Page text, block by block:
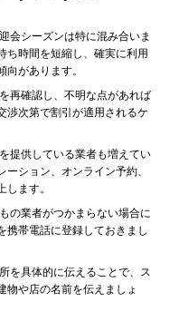
会シーズンは特に混み合いま
ち時間を短縮し、確実に利用
があります。
再確認し、不明な点があれば
渉次第で割引が適用されるケ
提供している業者も増えてい
ション、オンライン予約、
ます。
の業者がつかまらない場合に
携帯電話に登録しておきまし
を具体的に伝えることで、ス
物や店の名前を伝えましょ